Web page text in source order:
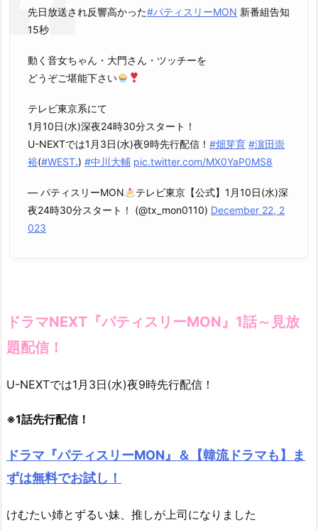
先日放送され反響高かった#パティスリーMON 新番組告知
15秒
動く音女ちゃん・大門さん・ツッチーを
どうぞご堪能下さい
テレビ東京系にて
1月10日(水)深夜24時30分スタート！
U-NEXTでは1月3日(水)夜9時先行配信！ #畑芽育 #濵田崇
裕(#WESTꓸ) #中川大輔 pic.twitter.com/MX0YaP0MS8
— パティスリーMON
テレビ東京【公式】1月10日(水)深
夜24時30分スタート！ (@tx_mon0110) December 22, 2
023
ドラマNEXT『パティスリーMON』1話～見放
題配信！
U-NEXTでは1月3日(水)夜9時先行配信！
※1話先行配信！
ドラマ『パティスリーMON』＆【韓流ドラマも】ま
ずは無料でお試し！
けむたい姉とずるい妹、推しが上司になりました